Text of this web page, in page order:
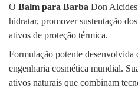
O Balm para Barba Don
hidratar, promover sustentação
ativos de proteção térmica.
Formulação potente desenvolvida
engenharia cosmética mundial.
ativos naturais que combinam